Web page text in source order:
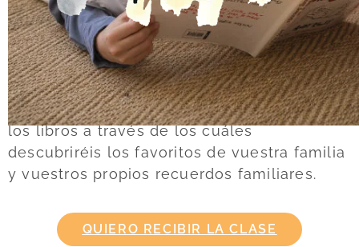
instaurar el hábito de la lectura en familia
con éxito.
Esimposible acertar con cada libro, con
cada niño, el 100% de las veces. Pero sí
podemos ayudarte a descubrir cuáles son
los libros a través de los cuáles
descubriréis los favoritos de vuestra familia
y vuestros propios recuerdos familiares.
QUIERO RECIBIR LA CLASE